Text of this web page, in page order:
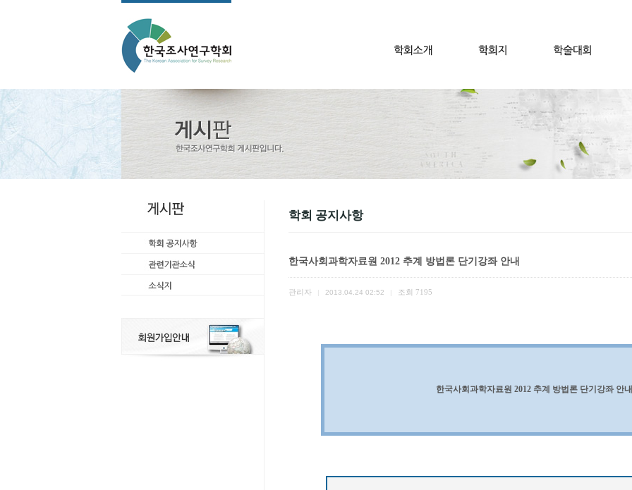
학회 공지사항
한국사회과학자료원 2012 추계 방법론 단기강좌 안내
관리자 2013.04.24 02:52 조회 7195
한국사회과학자료원 2012 추계 방법론 단기강좌 안내